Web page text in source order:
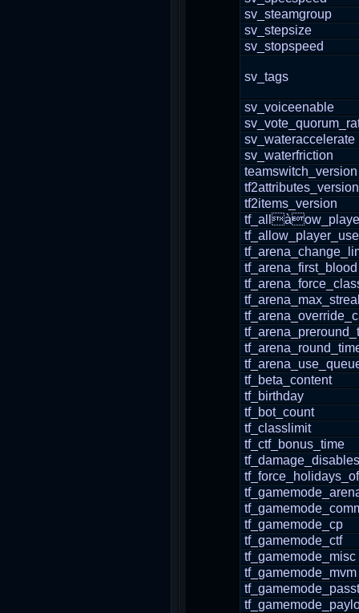
sv_steamgroup
sv_stepsize
sv_stopspeed
sv_tags
sv_voiceenable
sv_wateraccelerate
sv_waterfriction
teamswitch_version
tf2attributes_version
tf2items_version
tf_allow_player_use
tf_arena_first_blood
tf_beta_content
tf_birthday
tf_bot_count
tf_classlimit
tf_ctf_bonus_time
tf_gamemode_cp
tf_gamemode_ctf
tf_gamemode_misc
tf_gamemode_mvm